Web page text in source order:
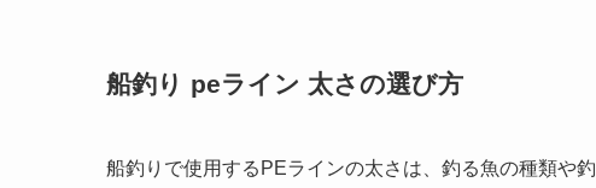
船釣り peライン 太さの選び方
船釣りで使用するPEラインの太さは、釣る魚の種類や